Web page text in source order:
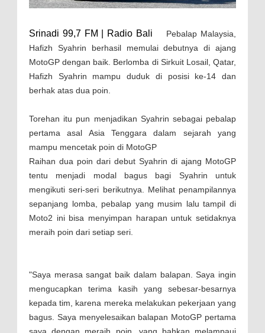
Srinadi 99,7 FM | Radio Bali Pebalap Malaysia,
Hafizh Syahrin berhasil memulai debutnya di ajang
MotoGP dengan baik. Berlomba di Sirkuit Losail, Qatar,
Hafizh Syahrin mampu duduk di posisi ke-14 dan
berhak atas dua poin.
Torehan itu pun menjadikan Syahrin sebagai pebalap
pertama asal Asia Tenggara dalam sejarah yang
mampu mencetak poin di MotoGP
Raihan dua poin dari debut Syahrin di ajang MotoGP
tentu menjadi modal bagus bagi Syahrin untuk
mengikuti seri-seri berikutnya. Melihat penampilannya
sepanjang lomba, pebalap yang musim lalu tampil di
Moto2 ini bisa menyimpan harapan untuk setidaknya
meraih poin dari setiap seri.
"Saya merasa sangat baik dalam balapan. Saya ingin
mengucapkan terima kasih yang sebesar-besarnya
kepada tim, karena mereka melakukan pekerjaan yang
bagus. Saya menyelesaikan balapan MotoGP pertama
saya dengan meraih poin, yang bahkan melampaui